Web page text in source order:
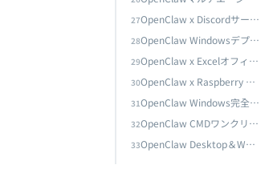
27 OpenClaw x Discordサーバー連携完全ガイド：Bot作成からコミュニティAI自動化管理まで
28 OpenClaw Windowsデプロイ完全ガイド：WSL2セットアップ、Telegramリモート制御＆エンタープライズセキュリティ
29 OpenClaw x Excelオフィス自動化完全ガイド：AI駆動のレポート生成、データ分析＆ワークフロー自動化
30 OpenClaw x Raspberry Piエッジデプロイ完全ガイド：IoTシナリオのためのAIエージェントアーキテクチャ
31 OpenClaw Windows完全削除ガイド：デーモン停止、スケジュールタスクのクリーンアップ＆残存ファイルの削除
32 OpenClaw CMDワンクリックインストール実践記録：install.cmdスクリプト分析、Onboard 2026.2.25新機能 & Gatewayフォアグラウンドモード完全記録
33 OpenClaw Desktop＆Web UI完全ガイド：グラフィカルインターフェース操作、ダッシュボード管理＆リモート監視